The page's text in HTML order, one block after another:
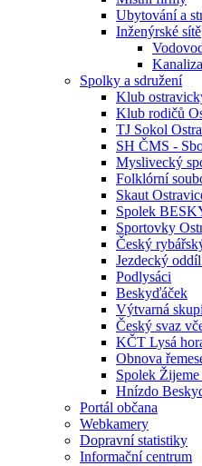
Ubytování a
Inženýrské sítě
Spolky a sdružení
Klub
Klub rodičů
TJ Sokol
SH ČMS -
Myslivecký
Folklórní
Skaut
Spolek
Sportovky
Český
Jezdecký
Podlysáci
Beskyďáček
Výtvarná
Český svaz
KČT Lysá
Obnova
Spolek
Hnízdo
Portál občana
Webkamery
Dopravní statistiky
Informační centrum